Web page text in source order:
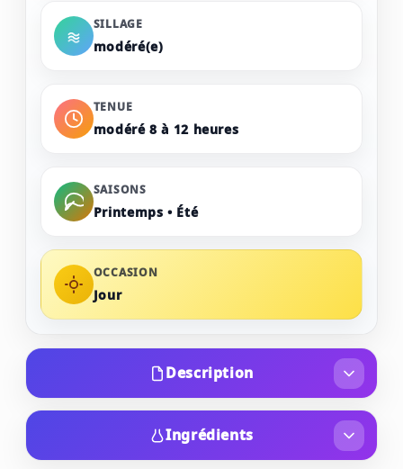
SILLAGE
modéré(e)
TENUE
modéré 8 à 12 heures
SAISONS
Printemps • Été
OCCASION
Jour
Description
Lorsque le froid vient vous enlacer, prenez une
bouffée d'air et de chaleur avec l'eau de toilette
Oxygène pour homme. Les hommes qui portent
Ingrédients